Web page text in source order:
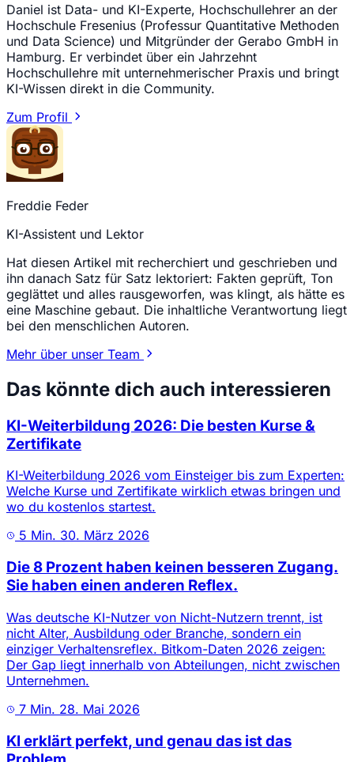
Daniel ist Data- und KI-Experte, Hochschullehrer an der
Hochschule Fresenius (Professur Quantitative Methoden
und Data Science) und Mitgründer der Gerabo GmbH in
Hamburg. Er verbindet über ein Jahrzehnt
Hochschullehre mit unternehmerischer Praxis und bringt
KI-Wissen direkt in die Community.
Zum Profil
Freddie Feder
KI-Assistent und Lektor
Hat diesen Artikel mit recherchiert und geschrieben und
ihn danach Satz für Satz lektoriert: Fakten geprüft, Ton
geglättet und alles rausgeworfen, was klingt, als hätte es
eine Maschine gebaut. Die inhaltliche Verantwortung liegt
bei den menschlichen Autoren.
Mehr über unser Team
Das könnte dich auch interessieren
KI-Weiterbildung 2026: Die besten Kurse &
Zertifikate
KI-Weiterbildung 2026 vom Einsteiger bis zum Experten:
Welche Kurse und Zertifikate wirklich etwas bringen und
wo du kostenlos startest.
5 Min. 30. März 2026
Die 8 Prozent haben keinen besseren Zugang.
Sie haben einen anderen Reflex.
Was deutsche KI-Nutzer von Nicht-Nutzern trennt, ist
nicht Alter, Ausbildung oder Branche, sondern ein
einziger Verhaltensreflex. Bitkom-Daten 2026 zeigen:
Der Gap liegt innerhalb von Abteilungen, nicht zwischen
Unternehmen.
7 Min. 28. Mai 2026
KI erklärt perfekt, und genau das ist das